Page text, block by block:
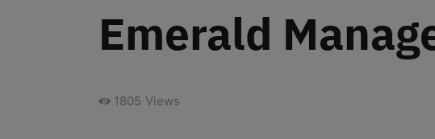
Emerald
1805 Views